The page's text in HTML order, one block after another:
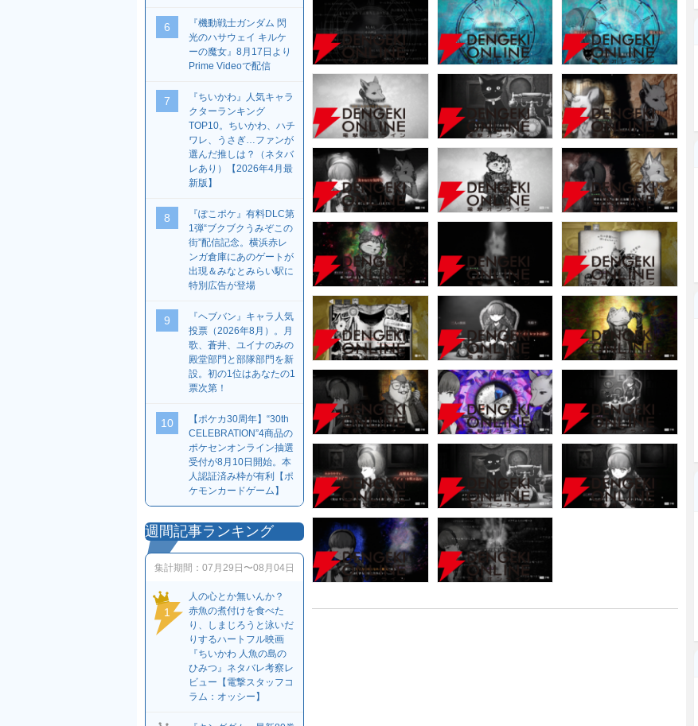
6
『機動戦士ガンダム 閃
光のハサウェイ キルケ
ーの魔女』8月17日より
Prime Videoで配信
7
『ちいかわ』人気キャラ
クターランキング
TOP10。ちいかわ、ハチ
ワレ、うさぎ…ファンが
選んだ推しは？（ネタバ
レあり）【2026年4月最
新版】
8
『ぽこポケ』有料DLC第
1弾“ブクブクうみぞこの
街”配信記念。横浜赤レ
ンガ倉庫にあのゲートが
出現＆みなとみらい駅に
特別広告が登場
9
『ヘブバン』キャラ人気
投票（2026年8月）。月
歌、蒼井、ユイナのみの
殿堂部門と部隊部門を新
設。初の1位はあなたの1
票次第！
10
【ポケカ30周年】“30th
CELEBRATION”4商品の
ポケセンオンライン抽選
受付が8月10日開始。本
人認証済み枠が有利【ポ
ケモンカードゲーム】
週間記事ランキング
集計期間： 07月29日〜08月04日
1
人の心とか無いんか？
赤魚の煮付けを食べた
り、しまじろうと泳いだ
りするハートフル映画
『ちいかわ 人魚の島の
ひみつ』ネタバレ考察レ
ビュー【電撃スタッフコ
ラム：オッシー】